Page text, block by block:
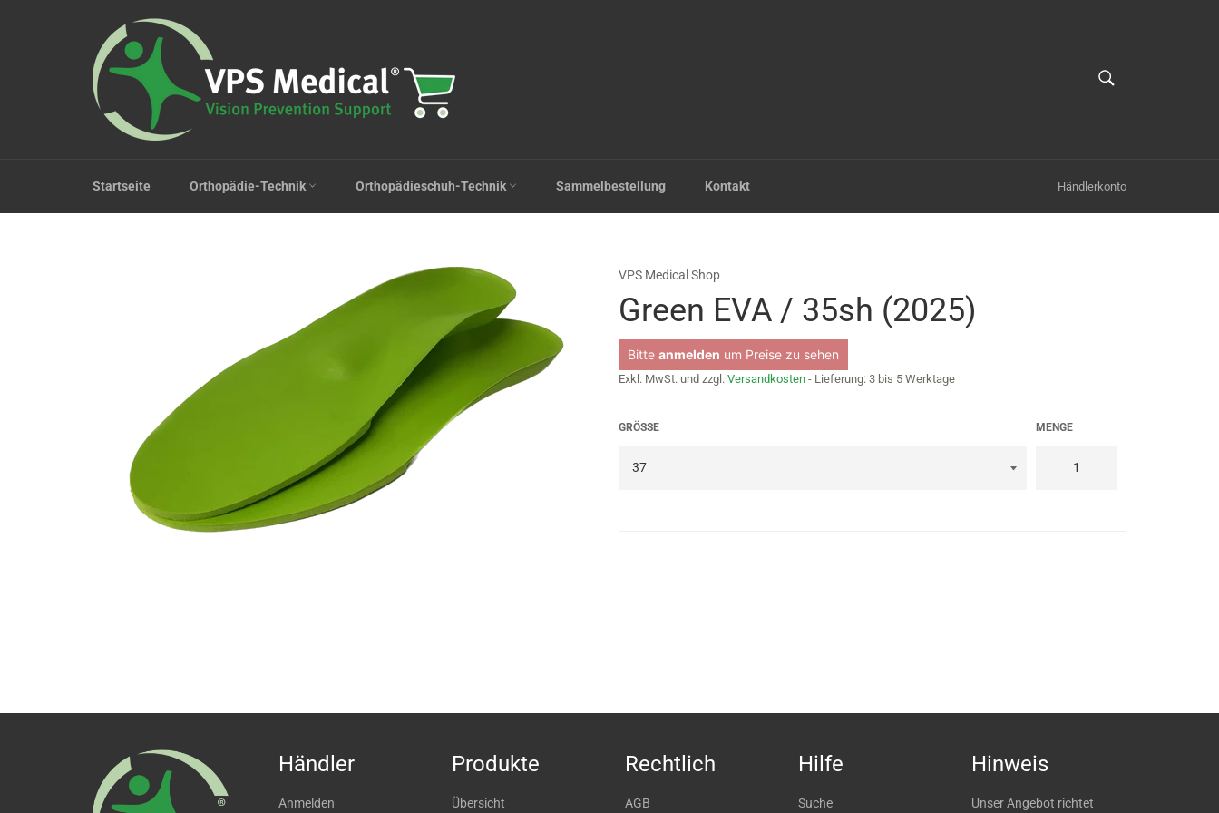
Startseite Orthopädie-Technik Orthopädieschuh-Technik Sammelbestellung Kontakt Händlerkonto
VPS Medical Shop
Green EVA / 35sh (2025)
Preis
Bitte anmelden um Preise zu sehen
Exkl. MwSt. und zzgl. Versandkosten - Lieferung: 3 bis 5 Werktage
GRÖSSE MENGE
Händler
Anmelden
Produkte
Übersicht
Rechtlich
AGB
Hilfe
Suche
Hinweis
Unser Angebot richtet